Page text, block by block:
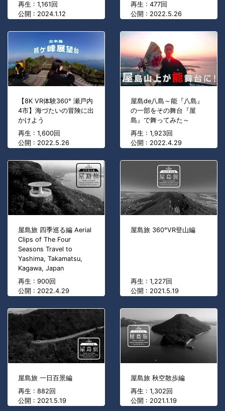
再生 : 1,161回
公開 : 2024.1.12
再生 : 477回
公開 : 2022.5.26
【8K VR体験360° 瀬戸内
4市】海づたいの冒険に出
かけよう
再生 : 1,600回
公開 : 2022.5.26
屋島de八島～能『八島』
の一部をその舞台『屋
島』で舞ってみた～
再生 : 1,923回
公開 : 2022.4.29
屋島旅 四季巡る編 Aerial
Clips of The Four
Seasons Travel to
Yashima, Takamatsu,
Kagawa, Japan
再生 : 900回
公開 : 2022.4.29
屋島旅 360°VR登山編
再生 : 1,227回
公開 : 2021.5.19
屋島旅 一日百景編
再生 : 882回
公開 : 2021.5.19
屋島旅 秋空散歩編
再生 : 1,302回
公開 : 2021.1.19